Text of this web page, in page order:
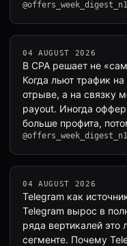
04 AUGUST 2026
В CPA решает не
Когда льют трафик
отрыве, а на связку
payout. Иногда
больше профита,
04 AUGUST 2026
Telegram как
Telegram вырос в
ряда вертикалей это
сегменте. Почему